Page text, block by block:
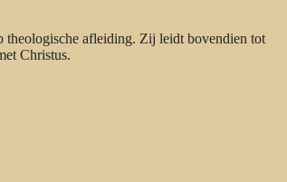
theologische afleiding. Zij leidt bovendien tot
Christus.